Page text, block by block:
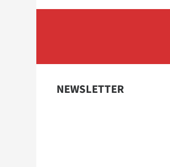
NEWSLETTER